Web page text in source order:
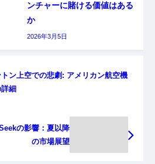
ンチャーに賭ける価値はある
か
2026年3月5日
ン上空での悲劇: アメリカン航空機
細
の影響：夏以降
の市場展望